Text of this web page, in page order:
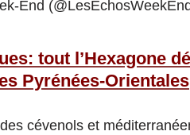
End
tout l’Hexagone
Pyrénées-Orientales
cévenols et